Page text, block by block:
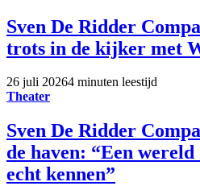
Sven De Ridder
trots in de kijker met
26 juli 20264 minuten leestijd
Theater
Sven De Ridder
de haven: “Een
echt kennen”